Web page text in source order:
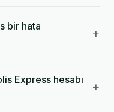
bir hata
+
Express hesabı
+